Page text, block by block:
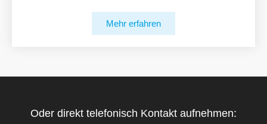
Mehr erfahren
Oder direkt telefonisch Kontakt aufnehmen: